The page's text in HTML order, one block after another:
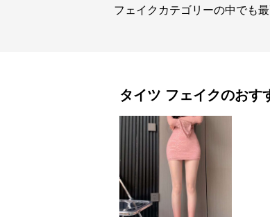
フェイクカテゴリーの中でも
タイツ フェイクのおす